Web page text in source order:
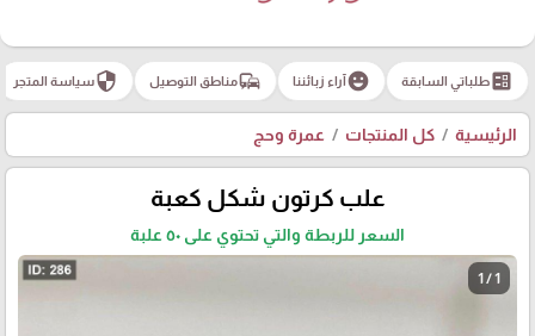
ballotطلباتي السابقة emoji_emotionsآراء زبائننا commuteمناطق التوصيل securityسياسة المتجر
الرئيسية كل المنتجات عمرة وحج
علب كرتون شكل كعبة
السعر للربطة والتي تحتوي على ٥٠ علبة
1 / 1